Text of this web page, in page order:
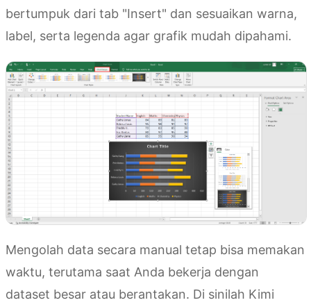
bertumpuk dari tab "Insert" dan sesuaikan warna,
label, serta legenda agar grafik mudah dipahami.
Mengolah data secara manual tetap bisa memakan
waktu, terutama saat Anda bekerja dengan
dataset besar atau berantakan. Di sinilah Kimi